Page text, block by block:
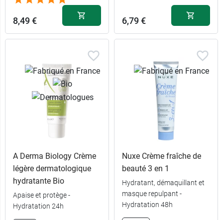
8,49 € 6,79 €
A Derma Biology Crème
légère dermatologique
hydratante Bio
Apaise et protège -
Hydratation 24h
Nuxe Crème fraîche de
beauté 3 en 1
Hydratant, démaquillant et
masque repulpant -
Hydratation 48h